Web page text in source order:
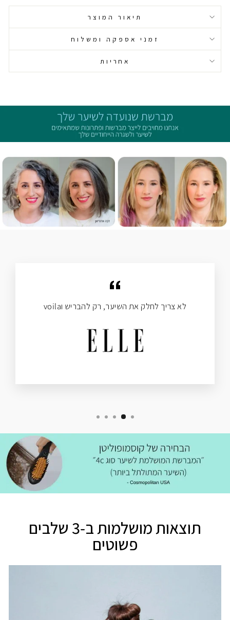
תיאור המוצר
זמני אספקה ומשלוח
אחריות
לא צריך לחלק את השיער, רק להבריש וvoila
תוצאות מושלמות ב-3 שלבים
פשוטים